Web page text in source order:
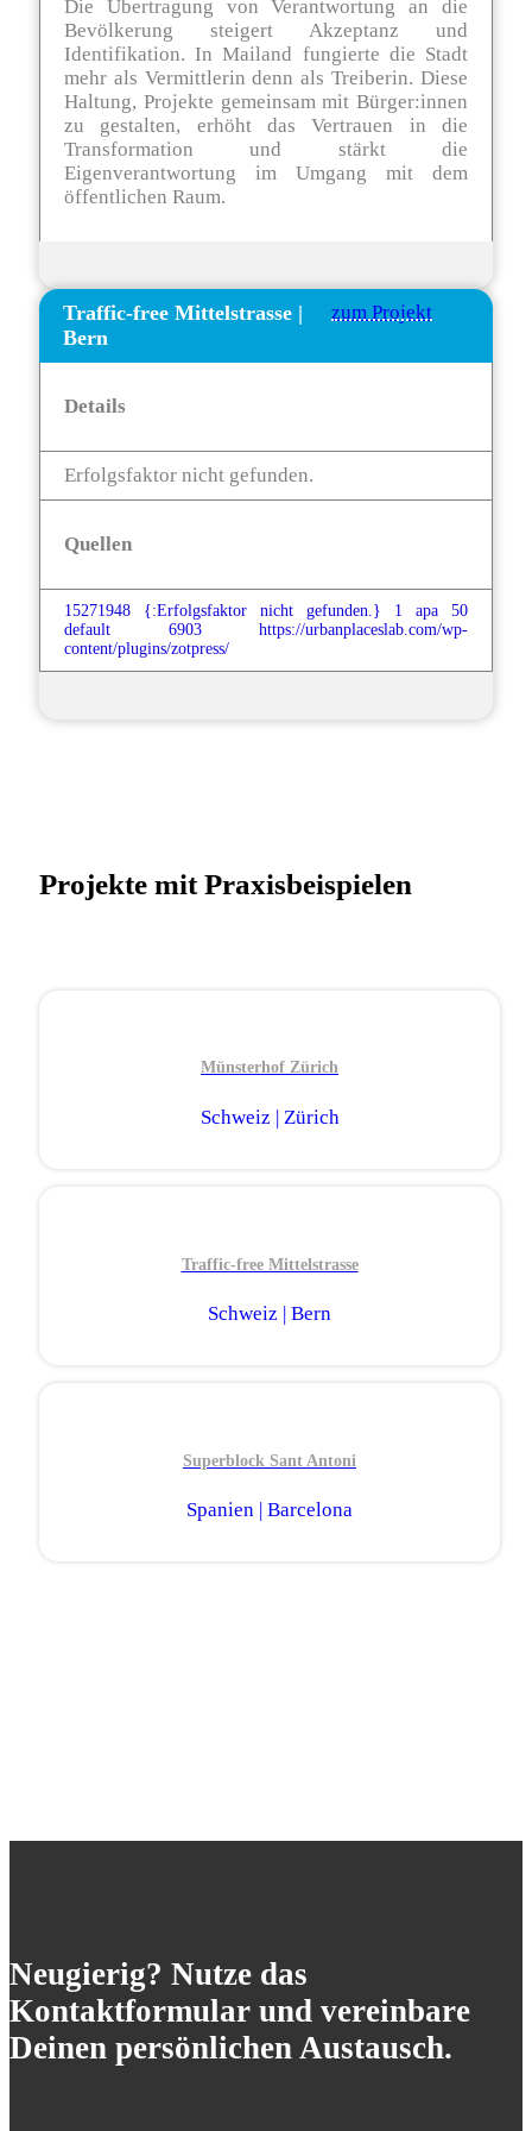
Die Übertragung von Verantwortung an die
Bevölkerung steigert Akzeptanz und
Identifikation. In Mailand fungierte die Stadt
mehr als Vermittlerin denn als Treiberin. Diese
Haltung, Projekte gemeinsam mit Bürger:innen
zu gestalten, erhöht das Vertrauen in die
Transformation und stärkt die
Eigenverantwortung im Umgang mit dem
öffentlichen Raum.
Traffic-free Mittelstrasse |
Bern
zum Projekt
Details
Erfolgsfaktor nicht gefunden.
Quellen
15271948 {:Erfolgsfaktor nicht gefunden.} 1 apa
50
default
6903
https://urbanplaceslab.com/wp-
content/plugins/zotpress/
Projekte mit Praxisbeispielen
Münsterhof Zürich
Schweiz | Zürich
Traffic-free Mittelstrasse
Schweiz | Bern
Superblock Sant Antoni
Spanien | Barcelona
Neugierig? Nutze das
Kontaktformular und vereinbare
Deinen persönlichen Austausch.